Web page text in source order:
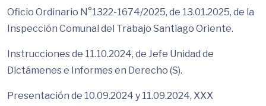
Oficio Ordinario N°1322-1674/2025, de 13.01.2025, de la
Inspección Comunal del Trabajo Santiago Oriente.
Instrucciones de 11.10.2024, de Jefe Unidad de
Dictámenes e Informes en Derecho (S).
Presentación de 10.09.2024 y 11.09.2024, XXX